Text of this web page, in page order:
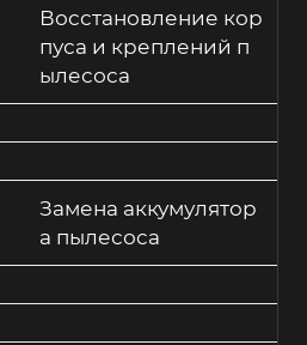
Восстановление кор
пуса и креплений п
ылесоса
Замена аккумулятор
а пылесоса